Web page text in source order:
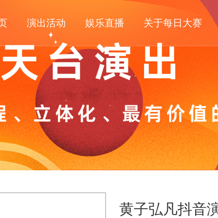
演出活动 娱乐直播 关于每日大赛
黄子弘凡抖音